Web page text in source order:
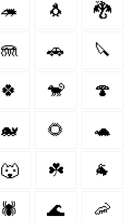
🦔 🐧 🐉
🪼 🚗 🔪
🍀 🐒 🍄
🐋 🌻 🐢
🐺 ☘️ 🐐
🕷 🌊 🦐